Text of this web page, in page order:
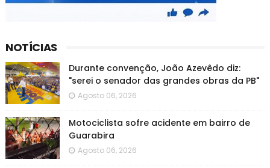
NOTÍCIAS
Durante convenção, João Azevêdo diz:
"serei o senador das grandes obras da PB"
Agosto 06, 2026
Motociclista sofre acidente em bairro de
Guarabira
Agosto 06, 2026